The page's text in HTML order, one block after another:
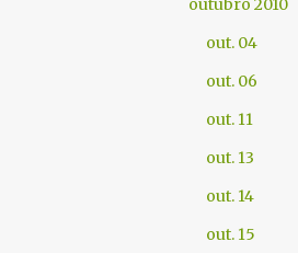
outubro 2010
out. 04
out. 06
out. 11
out. 13
out. 14
out. 15